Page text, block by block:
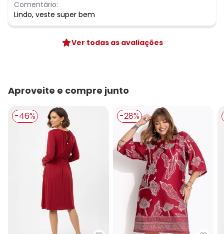
Comentário:
Lindo, veste super bem
Ver todas as avaliações
Aproveite e compre junto
-46% -28%